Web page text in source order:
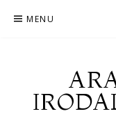
MENU